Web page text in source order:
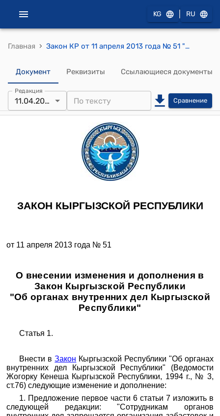
KG RU
Главная › Закон КР от 11 апреля 2013 года № 51 "О внесении изменения и дополнения в Закон Кыргызской Республики "Об органах внутренних дел Кыргызской Республики"
Документ Реквизиты Ссылающиеся документы
Редакция
11.04.2013 Сравнение